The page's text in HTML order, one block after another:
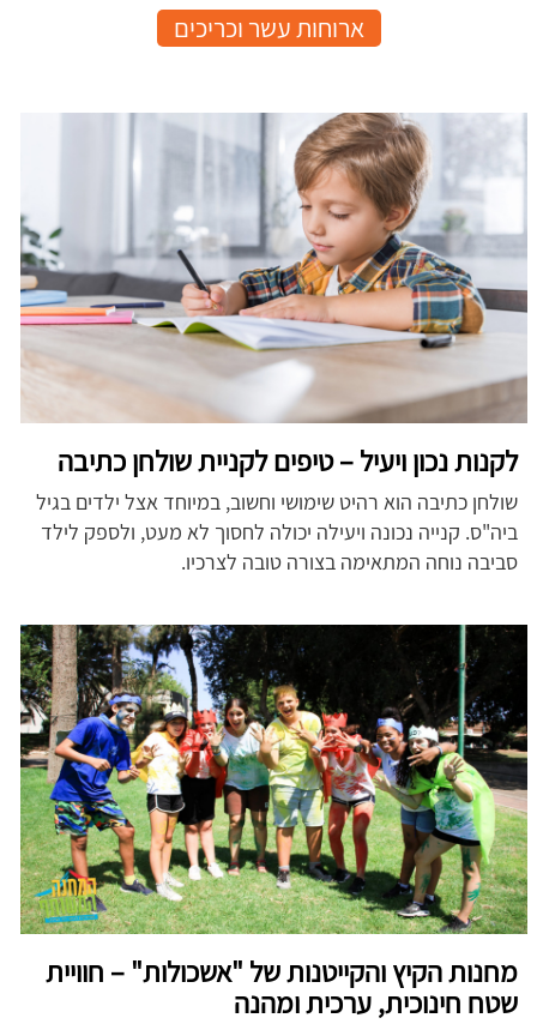
ארוחות עשר וכריכים
לקנות נכון ויעיל – טיפים לקניית שולחן כתיבה
שולחן כתיבה הוא רהיט שימושי וחשוב, במיוחד אצל ילדים בגיל
ביה"ס. קנייה נכונה ויעילה יכולה לחסוך לא מעט, ולספק לילד
סביבה נוחה המתאימה בצורה טובה לצרכיו.
מחנות הקיץ והקייטנות של "אשכולות" – חוויית
שטח חינוכית, ערכית ומהנה